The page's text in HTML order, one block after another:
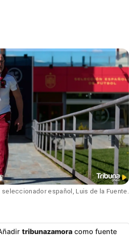
seleccionador español, Luis de la Fuente.
tribunazamora como fuente